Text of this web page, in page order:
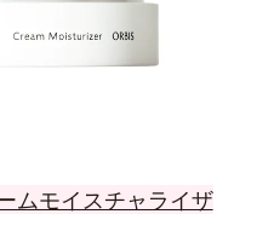
ムモイスチャライザ